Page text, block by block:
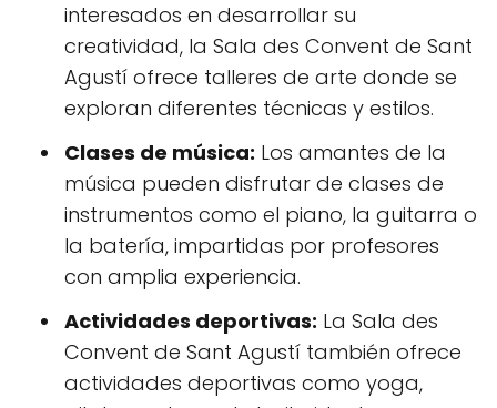
interesados en desarrollar su
creatividad, la Sala des Convent de Sant
Agustí ofrece talleres de arte donde se
exploran diferentes técnicas y estilos.
Clases de música: Los amantes de la
música pueden disfrutar de clases de
instrumentos como el piano, la guitarra o
la batería, impartidas por profesores
con amplia experiencia.
Actividades deportivas: La Sala des
Convent de Sant Agustí también ofrece
actividades deportivas como yoga,